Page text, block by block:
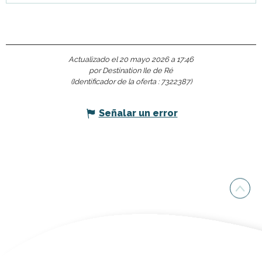
Actualizado el 20 mayo 2026 a 17:46
por Destination Ile de Ré
(Identificador de la oferta : 7322387)
Señalar un error